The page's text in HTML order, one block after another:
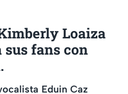
Loaiza
sus fans con
Eduin Caz